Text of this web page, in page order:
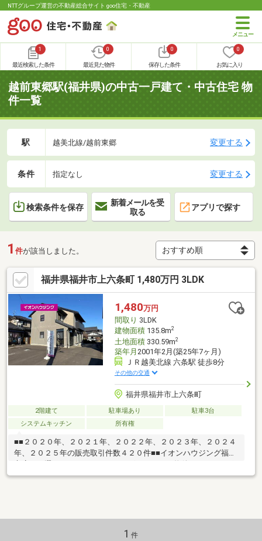
NTTグループ運営の不動産総合サイト goo住宅・不動産
1
最近検索した条件
0
最近見た物件
0
保存した条件
0
お気に入り
越前東郷駅(福井県)の中古一戸建て・中古住宅 物
件一覧
駅 越美北線/越前東郷 変更する
条件 指定なし 変更する
検索条件を保存
新着メールを受
取る
アプリで探す
1 件が該当しました。
福井県福井市上六条町 1,480万円 3LDK
1,480万円
間取り 3LDK
建物面積135.8m2
土地面積330.59m2
築年月 2001年2月(築25年7ヶ月)
ＪＲ越美北線 六条駅 徒歩8分
その他の交通
福井県福井市上六条町
2階建て 駐車場あり
駐車3台
システムキッチン
所有権
■■２０２０年、２０２１年、２０２２年、２０２３年、２０２４
年、２０２５年の販売取引件数４２０件■■イオンハウジング福井
イント～・広々とした３LDK住宅♪・駐車場３台以上♪・トイレ二
加盟店は全て独立自営です。担当：森崎 宗平 TEL：080-6235-
1 件